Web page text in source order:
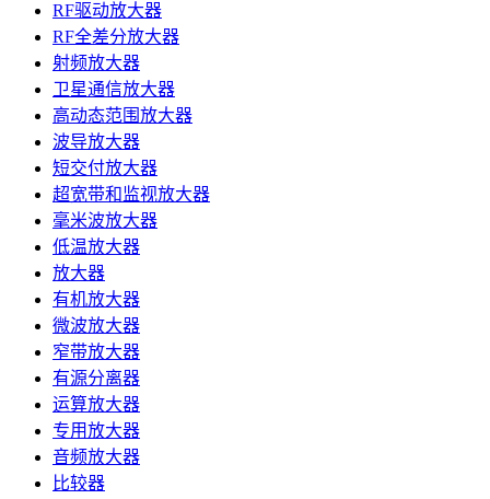
RF驱动放大器
RF全差分放大器
射频放大器
卫星通信放大器
高动态范围放大器
波导放大器
短交付放大器
超宽带和监视放大器
毫米波放大器
低温放大器
放大器
有机放大器
微波放大器
窄带放大器
有源分离器
运算放大器
专用放大器
音频放大器
比较器